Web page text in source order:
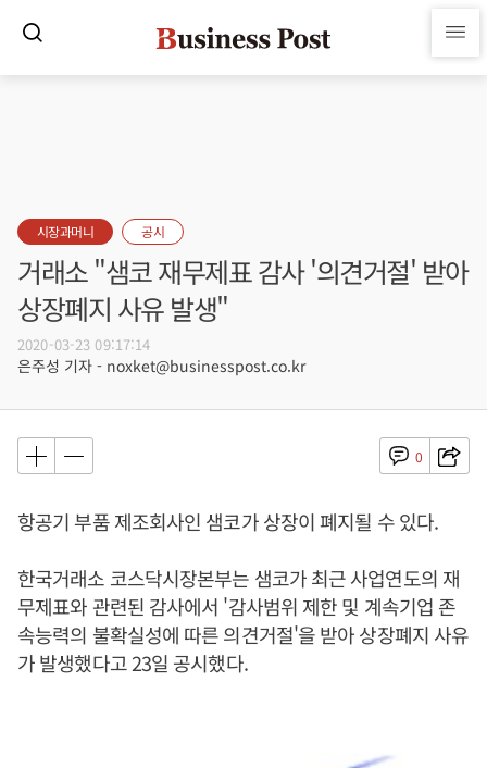
시장과머니 공시
거래소 "샘코 재무제표 감사 '의견거절' 받아
상장폐지 사유 발생"
2020-03-23 09:17:14
은주성 기자 - noxket@businesspost.co.kr
0
항공기 부품 제조회사인 샘코가 상장이 폐지될 수 있다.
한국거래소 코스닥시장본부는 샘코가 최근 사업연도의 재
무제표와 관련된 감사에서 '감사범위 제한 및 계속기업 존
속능력의 불확실성에 따른 의견거절'을 받아 상장폐지 사유
가 발생했다고 23일 공시했다.